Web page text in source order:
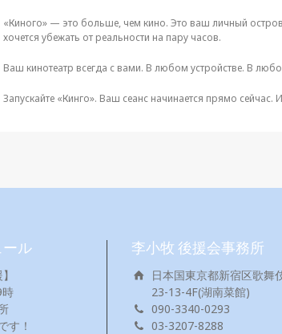
«Киного» — это больше, чем кино. Это ваш личный
хочется убежать от реальности на пару часов.
Ваш кинотеатр всегда с вами. В любом устройстве. В
Запускайте «Кинго». Ваш сеанс начинается прямо сейчас.
ール
時
す！
李小牧 後援会事務所
日本国東京都新宿区歌舞
23-13-4F(湖南菜館)
090-3340-0293
03-3207-8288